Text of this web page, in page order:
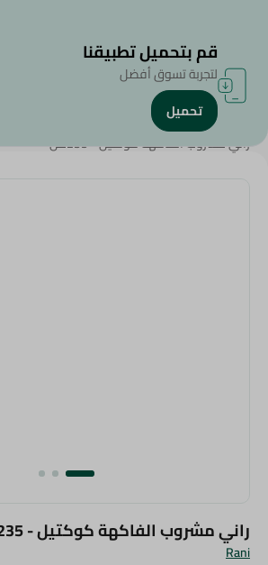
الرئيسية/المشروبات
راني مشروب الفاكهة كوكتيل - 235مل
Rani
راني مشروب الفاكهة كوكتيل - 235مل
قم بتحميل تطبيقنا
لتجربة تسوق أفضل
تحميل